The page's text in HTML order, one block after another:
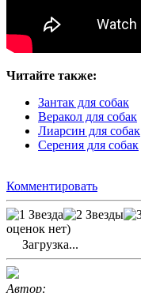
Читайте также:
Зантак для собак
Веракол для собак
Лиарсин для собак
Серения для собак
Комментировать
оценок нет)
Загрузка...
Автор: